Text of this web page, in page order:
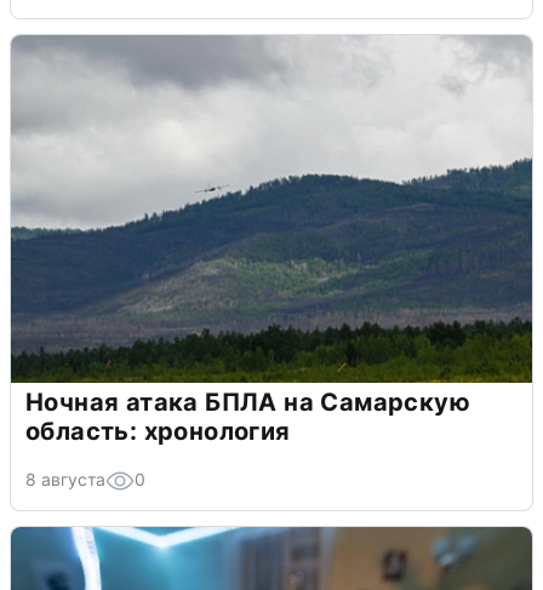
Ночная атака БПЛА на Самарскую
область: хронология
8 августа 0